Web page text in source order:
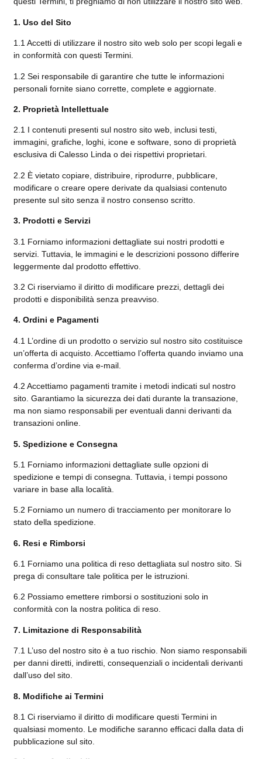
1. Uso del Sito
1.1 Accetti di utilizzare il nostro sito web solo per scopi legali e
in conformità con questi Termini.
1.2 Sei responsabile di garantire che tutte le informazioni
personali fornite siano corrette, complete e aggiornate.
2. Proprietà Intellettuale
2.1 I contenuti presenti sul nostro sito web, inclusi testi,
immagini, grafiche, loghi, icone e software, sono di proprietà
esclusiva di Calesso Linda o dei rispettivi proprietari.
2.2 È vietato copiare, distribuire, riprodurre, pubblicare,
modificare o creare opere derivate da qualsiasi contenuto
presente sul sito senza il nostro consenso scritto.
3. Prodotti e Servizi
3.1 Forniamo informazioni dettagliate sui nostri prodotti e
servizi. Tuttavia, le immagini e le descrizioni possono differire
leggermente dal prodotto effettivo.
3.2 Ci riserviamo il diritto di modificare prezzi, dettagli dei
prodotti e disponibilità senza preavviso.
4. Ordini e Pagamenti
4.1 L’ordine di un prodotto o servizio sul nostro sito costituisce
un’offerta di acquisto. Accettiamo l’offerta quando inviamo una
conferma d’ordine via e-mail.
4.2 Accettiamo pagamenti tramite i metodi indicati sul nostro
sito. Garantiamo la sicurezza dei dati durante la transazione,
ma non siamo responsabili per eventuali danni derivanti da
transazioni online.
5. Spedizione e Consegna
5.1 Forniamo informazioni dettagliate sulle opzioni di
spedizione e tempi di consegna. Tuttavia, i tempi possono
variare in base alla località.
5.2 Forniamo un numero di tracciamento per monitorare lo
stato della spedizione.
6. Resi e Rimborsi
6.1 Forniamo una politica di reso dettagliata sul nostro sito. Si
prega di consultare tale politica per le istruzioni.
6.2 Possiamo emettere rimborsi o sostituzioni solo in
conformità con la nostra politica di reso.
7. Limitazione di Responsabilità
7.1 L’uso del nostro sito è a tuo rischio. Non siamo responsabili
per danni diretti, indiretti, consequenziali o incidentali derivanti
dall’uso del sito.
8. Modifiche ai Termini
8.1 Ci riserviamo il diritto di modificare questi Termini in
qualsiasi momento. Le modifiche saranno efficaci dalla data di
pubblicazione sul sito.